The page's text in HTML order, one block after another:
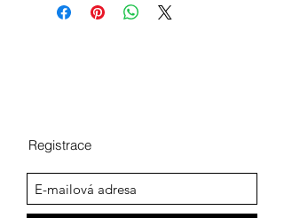
Registrace